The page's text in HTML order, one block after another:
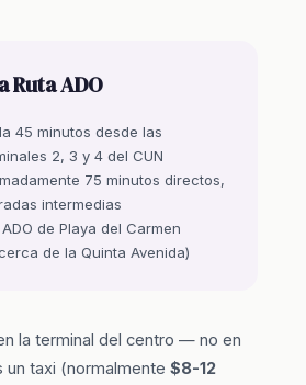
Ruta ADO
45 minutos desde las
2, 3 y 4 del CUN
75 minutos directos,
intermedias
de Playa del Carmen
de la Quinta Avenida)
la terminal del centro — no en
un taxi (normalmente $8-12